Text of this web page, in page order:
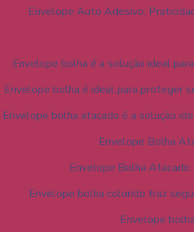
Envelope Auto Adesivo:
Envelope bolha é a solução ideal
Envelope bolha é ideal para proteger
Envelope bolha atacado é a solução
Envelope Bolha
Envelope Bolha
Envelope bolha colorido traz
Envelope